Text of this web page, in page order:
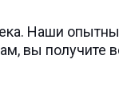
Наши
вы получите